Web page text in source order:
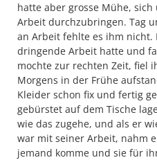
hatte aber grosse Mühe,
Arbeit durchzubringen. Tag
an Arbeit fehlte es ihm nicht.
dringende Arbeit hatte und
mochte zur rechten Zeit, fiel
Morgens in der Frühe
Kleider schon fix und fertig
gebürstet auf dem Tische
wie das zugehe, und als er
war mit seiner Arbeit, nahm
jemand komme und sie für